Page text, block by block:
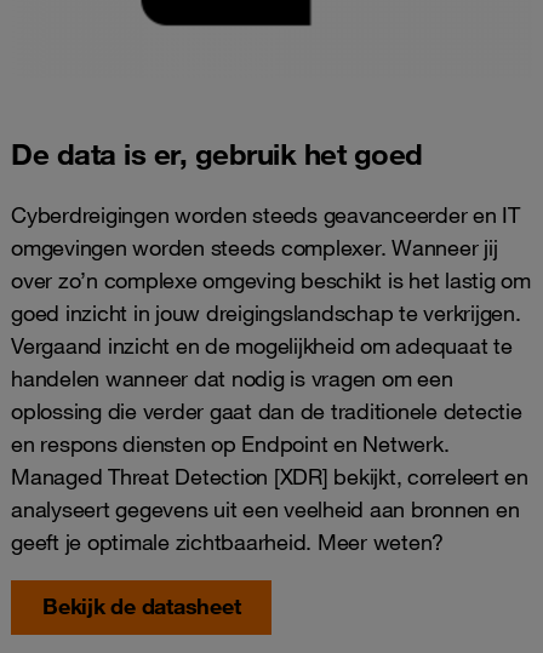
De data is er, gebruik het goed
Cyberdreigingen worden steeds geavanceerder en IT
omgevingen worden steeds complexer. Wanneer jij
over zo’n complexe omgeving beschikt is het lastig om
goed inzicht in jouw dreigingslandschap te verkrijgen.
Vergaand inzicht en de mogelijkheid om adequaat te
handelen wanneer dat nodig is vragen om een
oplossing die verder gaat dan de traditionele detectie
en respons diensten op Endpoint en Netwerk.
Managed Threat Detection [XDR] bekijkt, correleert en
analyseert gegevens uit een veelheid aan bronnen en
geeft je optimale zichtbaarheid. Meer weten?
Bekijk de datasheet